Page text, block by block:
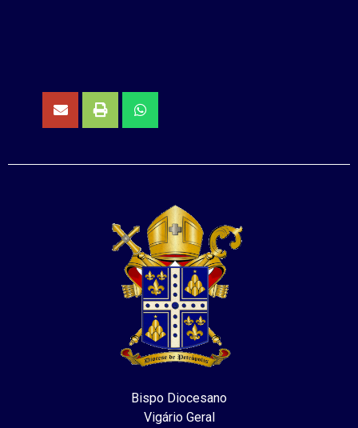
Bispo Diocesano
Vigário Geral